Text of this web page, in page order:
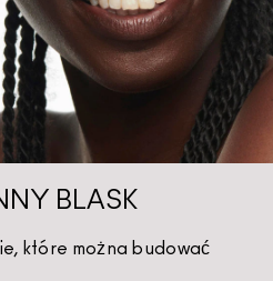
BLASK
które można budować